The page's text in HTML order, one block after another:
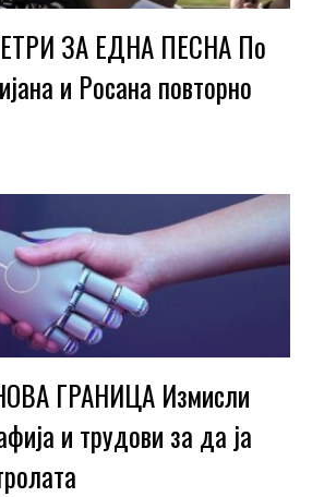
ЗА ЕДНА ПЕСНА По
и Росана повторно
ГРАНИЦА Измисли
и трудови за да ја